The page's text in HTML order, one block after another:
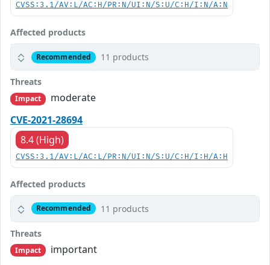
CVSS:3.1/AV:L/AC:H/PR:N/UI:N/S:U/C:H/I:N/A:N
Affected products
Recommended 11 products
Threats
Impact
moderate
CVE-2021-28694
8.4 (High)
CVSS:3.1/AV:L/AC:L/PR:N/UI:N/S:U/C:H/I:H/A:H
Affected products
Recommended 11 products
Threats
Impact
important